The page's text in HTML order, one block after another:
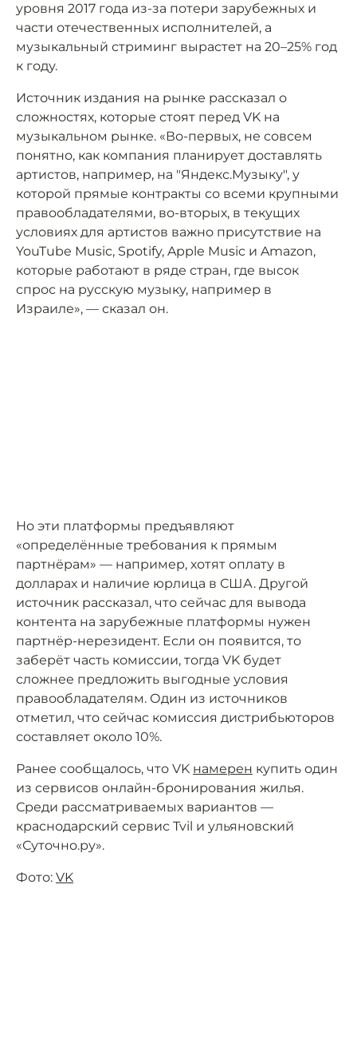
уровня 2017 года из-за потери зарубежных и
части отечественных исполнителей, а
музыкальный стриминг вырастет на 20–25% год
к году.
Источник издания на рынке рассказал о
сложностях, которые стоят перед VK на
музыкальном рынке. «Во-первых, не совсем
понятно, как компания планирует доставлять
артистов, например, на "Яндекс.Музыку", у
которой прямые контракты со всеми крупными
правообладателями, во-вторых, в текущих
условиях для артистов важно присутствие на
YouTube Music, Spotify, Apple Music и Amazon,
которые работают в ряде стран, где высок
спрос на русскую музыку, например в
Израиле», — сказал он.
Но эти платформы предъявляют
«определённые требования к прямым
партнёрам» — например, хотят оплату в
долларах и наличие юрлица в США. Другой
источник рассказал, что сейчас для вывода
контента на зарубежные платформы нужен
партнёр-нерезидент. Если он появится, то
заберёт часть комиссии, тогда VK будет
сложнее предложить выгодные условия
правообладателям. Один из источников
отметил, что сейчас комиссия дистрибьюторов
составляет около 10%.
Ранее сообщалось, что VK намерен купить один
из сервисов онлайн-бронирования жилья.
Среди рассматриваемых вариантов —
краснодарский сервис Tvil и ульяновский
«Суточно.ру».
Фото: VK